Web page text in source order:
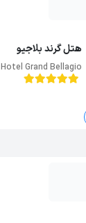
هتل گرند بلاجیو
Hotel Grand Bellagio